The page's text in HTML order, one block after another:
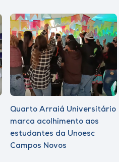
Quarto Arraiá Universitário
marca acolhimento aos
estudantes da Unoesc
Campos Novos